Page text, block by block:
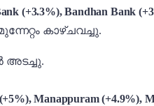
(+3.3%), Bandhan Bank
കാഴ്ചവച്ചു.
അടച്ചു.
Manappuram (+4.9%),